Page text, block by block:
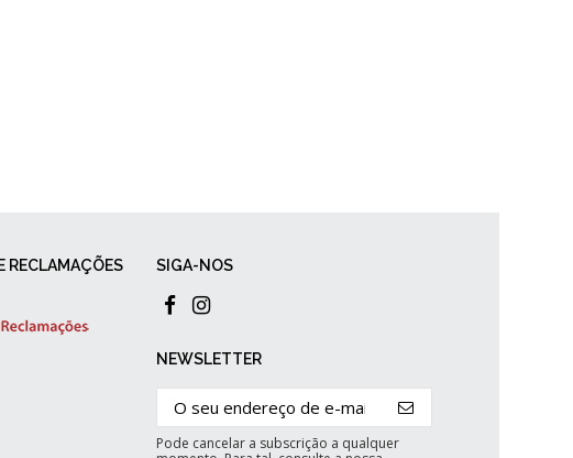
RECLAMAÇÕES SIGA-NOS
NEWSLETTER
Pode cancelar a subscrição a qualquer